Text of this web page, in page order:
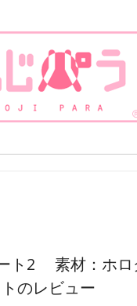
ト2 素材：ホ
トのレビュー